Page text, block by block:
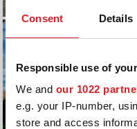
Consent Details
Responsible use of
We and our 1022
e.g. your IP-number,
store and access